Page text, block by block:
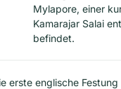
Mylapore, einer
Kamarajar Salai
befindet.
erste englische